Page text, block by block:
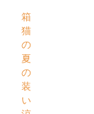
箱
猫
の
夏
の
装
い